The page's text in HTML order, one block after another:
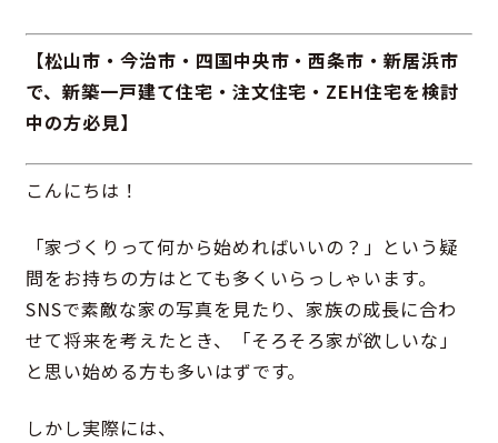
【松山市・今治市・四国中央市・西条市・新居浜市
で、新築一戸建て住宅・注文住宅・ZEH住宅を検討
中の方必見】
こんにちは！
「家づくりって何から始めればいいの？」という疑
問をお持ちの方はとても多くいらっしゃいます。
SNSで素敵な家の写真を見たり、家族の成長に合わ
せて将来を考えたとき、「そろそろ家が欲しいな」
と思い始める方も多いはずです。
しかし実際には、